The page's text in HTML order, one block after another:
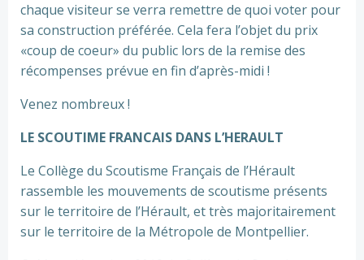
chaque visiteur se verra remettre de quoi voter pour
sa construction préférée. Cela fera l’objet du prix
«coup de coeur» du public lors de la remise des
récompenses prévue en fin d’après-midi !
Venez nombreux !
LE SCOUTIME FRANCAIS DANS L’HERAULT
Le Collège du Scoutisme Français de l’Hérault
rassemble les mouvements de scoutisme présents
sur le territoire de l’Hérault, et très majoritairement
sur le territoire de la Métropole de Montpellier.